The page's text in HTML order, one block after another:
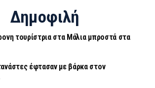
Δημοφιλή
τουρίστρια στα Μάλια μπροστά στα
έφτασαν με βάρκα στον